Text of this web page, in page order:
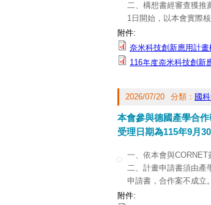
二、構想書經審查獲推
1日開始，以本會實際
三、線上申請方式作業
公告與其附件可至本會
https://
附件:
奈米科技創新應用計
116年度奈米科技創新
2026/07/20 分類： 國
本會參與德國產學合
受理日期為115年9月
一、依本會與CORNET
二、計畫申請書須由產
申請書，合作案不成立。
三、獲選計畫執行期程
附件: